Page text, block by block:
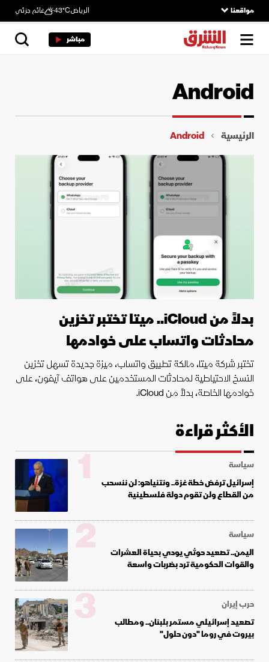
مواقعنا الرياض43°C غائم جزئي
مباشر
Android
الرئيسية Android
بدلاً من iCloud.. ميتا تختبر تخزين
محادثات واتساب على خوادمها
تختبر شركة ميتا، مالكة تطبيق واتساب، ميزة جديدة تسهل تخزين
النسخ الاحتياطية لمحادثات المستخدمين على هواتف آيفون، على
خوادمها الخاصة، بدلاً من iCloud.
الأكثر قراءة
سياسة
إسرائيل ترفض خطة غزة.. ونتنياهو: لن ننسحب
من القطاع ولن تقوم دولة فلسطينية
1
سياسة
اليمن.. تصعيد حوثي يودي بحياة العشرات
والقوات الحكومية ترد بضربات واسعة
2
حرب إيران
تصعيد إسرائيلي مستمر بلبنان.. ومطالب
بيروت في روما "دون حلول"
3